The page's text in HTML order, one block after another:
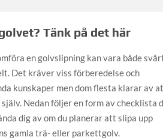
Tänk på det här
en golvslipning kan vara både
Det kräver viss förberedelse och
kunskaper men dom flesta klarar av
Nedan följer en form av checklista
dig av om du planerar att slipa upp
gamla trä- eller parkettgolv.